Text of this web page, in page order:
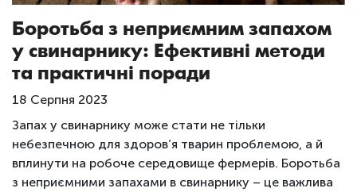
Боротьба з неприємним запахом
у свинарнику: Ефективні методи
та практичні поради
18 Серпня 2023
Запах у свинарнику може стати не тільки
небезпечною для здоров’я тварин проблемою, а й
вплинути на робоче середовище фермерів. Боротьба
з неприємними запахами в свинарнику – це важлива